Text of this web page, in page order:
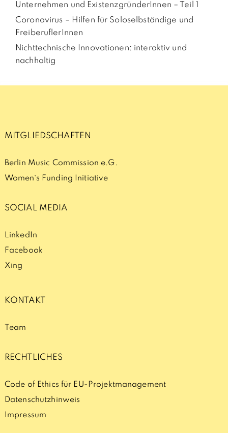
Unternehmen und ExistenzgründerInnen – Teil 1
Coronavirus – Hilfen für Soloselbständige und
FreiberuflerInnen
Nichttechnische Innovationen: interaktiv und
nachhaltig
MITGLIEDSCHAFTEN
Berlin Music Commission e.G.
Women`s Funding Initiative
SOCIAL MEDIA
LinkedIn
Facebook
Xing
KONTAKT
Team
RECHTLICHES
Code of Ethics für EU-Projektmanagement
Datenschutzhinweis
Impressum